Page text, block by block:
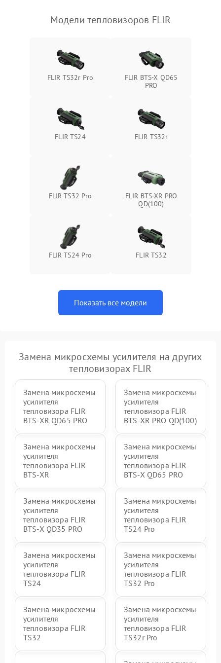
Модели тепловизоров FLIR
FLIR TS32r Pro
FLIR BTS-X QD65
PRO
FLIR TS24 FLIR TS32r
FLIR TS32 Pro
FLIR BTS-XR PRO
QD(100)
FLIR TS24 Pro FLIR TS32
Показать все модели
Замена микросхемы усилителя на других
тепловизорах FLIR
Замена микросхемы
усилителя
тепловизора FLIR
BTS-XR QD65 PRO
Замена микросхемы
усилителя
тепловизора FLIR
BTS-XR PRO QD(100)
Замена микросхемы
усилителя
тепловизора FLIR
BTS-XR
Замена микросхемы
усилителя
тепловизора FLIR
BTS-X QD65 PRO
Замена микросхемы
усилителя
тепловизора FLIR
BTS-X QD35 PRO
Замена микросхемы
усилителя
тепловизора FLIR
TS24 Pro
Замена микросхемы
усилителя
тепловизора FLIR
TS24
Замена микросхемы
усилителя
тепловизора FLIR
TS32 Pro
Замена микросхемы
усилителя
тепловизора FLIR
TS32
Замена микросхемы
усилителя
тепловизора FLIR
TS32r Pro